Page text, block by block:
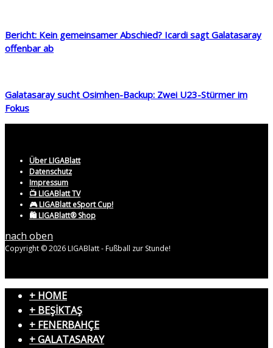
Bericht: Kein gemeinsamer Abschied? Icardi sagt Galatasaray
offenbar ab
Galatasaray sucht Osimhen-Backup: Zwei U23-Stürmer im
Fokus
Über LIGABlatt
Datenschutz
Impressum
📺 LIGABlatt TV
🎮 LIGABlatt eSport Cup!
🛍️ LIGABlatt® Shop
nach oben
Copyright © 2026 LIGABlatt - Fußball zur Stunde!
+ HOME
+ BEŞİKTAŞ
+ FENERBAHÇE
+ GALATASARAY